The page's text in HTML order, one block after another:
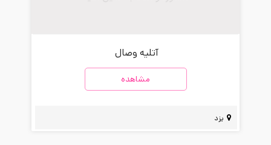
آتلیه وصال
مشاهده
یزد